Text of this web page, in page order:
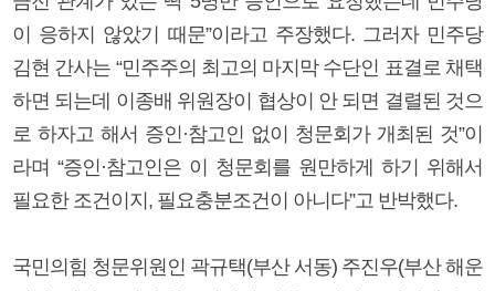
이 응하지 않았기 때문”이라고 주장했다. 그러자 민주당
김현 간사는 “민주주의 최고의 마지막 수단인 표결로 채택
하면 되는데 이종배 위원장이 협상이 안 되면 결렬된 것으
로 하자고 해서 증인·참고인 없이 청문회가 개최된 것”이
라며 “증인·참고인은 이 청문회를 원만하게 하기 위해서
필요한 조건이지, 필요충분조건이 아니다”고 반박했다.
국민의힘 청문위원인 곽규택(부산 서동) 주진우(부산 해운